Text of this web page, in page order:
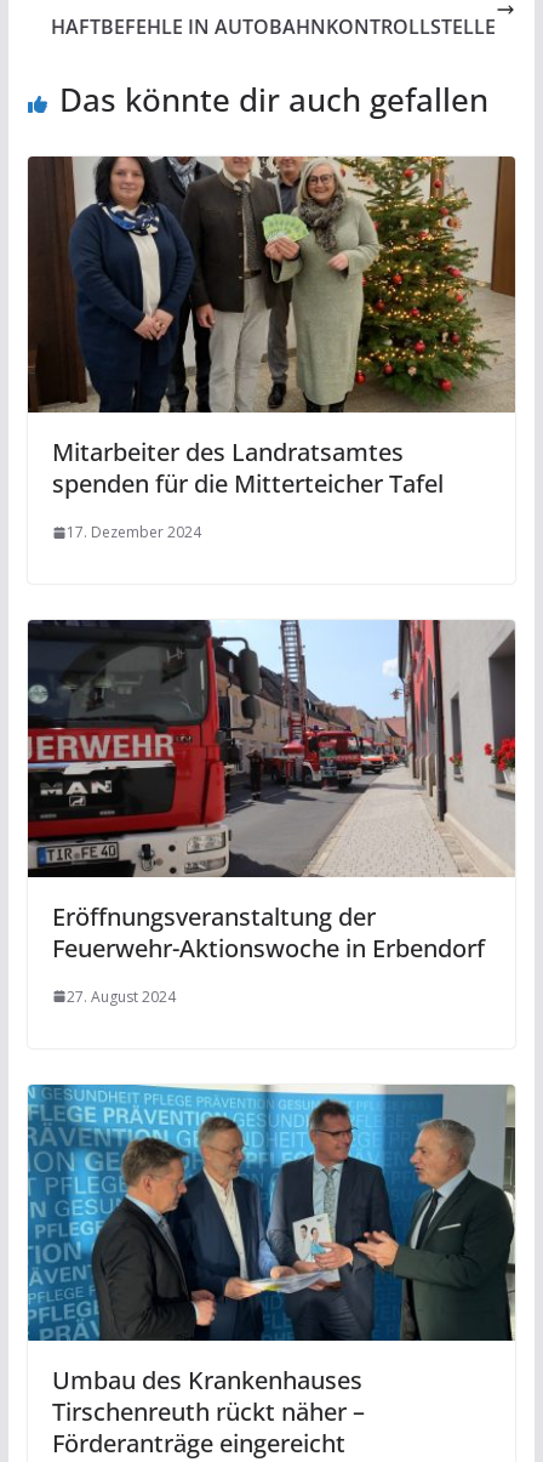
HAFTBEFEHLE IN AUTOBAHNKONTROLLSTELLE
Das könnte dir auch gefallen
Mitarbeiter des Landratsamtes
spenden für die Mitterteicher Tafel
17. Dezember 2024
Eröffnungsveranstaltung der
Feuerwehr-Aktionswoche in Erbendorf
27. August 2024
Umbau des Krankenhauses
Tirschenreuth rückt näher –
Förderanträge eingereicht